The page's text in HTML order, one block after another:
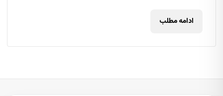
ادامه مطلب